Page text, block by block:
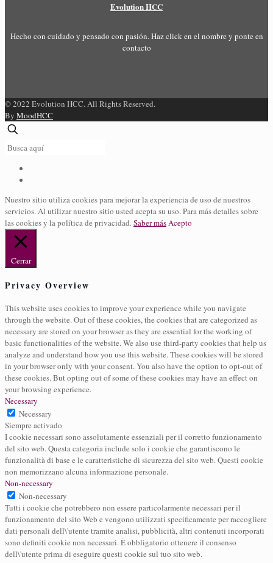
Evolution HCC
Hecho con cuidado y pensado con pasión. Haz click en el nombre y ponte en
contacto
© 2022 Evolution HCC. All Rights Reserved.
By MoodHCC
Nuestro sitio utiliza cookies para mejorar la experiencia de uso de nuestros
servicios. Al utilizar nuestro sitio usted acepta su uso. Para más detalles sobre
las cookies y la política de privacidad.Saber másAcepto
Cerrar
Privacy Overview
This website uses cookies to improve your experience while you navigate
through the website. Out of these cookies, the cookies that are categorized as
necessary are stored on your browser as they are essential for the working of
basic functionalities of the website. We also use third-party cookies that help us
analyze and understand how you use this website. These cookies will be stored
in your browser only with your consent. You also have the option to opt-out of
these cookies. But opting out of some of these cookies may have an effect on
your browsing experience.
Necessary
Necessary
Siempre activado
I cookie necessari sono assolutamente essenziali per il corretto funzionamento
del sito web. Questa categoria include solo i cookie che garantiscono le
funzionalità di base e le caratteristiche di sicurezza del sito web. Questi cookie
non memorizzano alcuna informazione personale.
Non-necessary
Non-necessary
Tutti i cookie che potrebbero non essere particolarmente necessari per il
funzionamento del sito Web e vengono utilizzati specificamente per raccogliere
dati personali dell\'utente tramite analisi, pubblicità, altri contenuti incorporati
sono definiti cookie non necessari. È obbligatorio ottenere il consenso
dell\'utente prima di eseguire questi cookie sul tuo sito web.